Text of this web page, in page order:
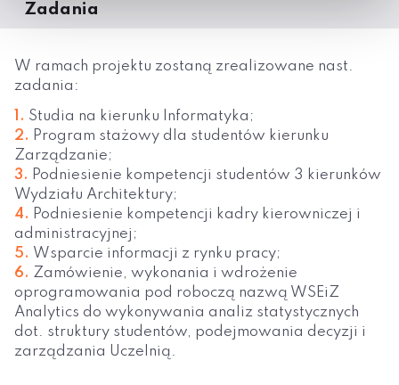
Zadania
W ramach projektu zostaną zrealizowane nast.
zadania:
Studia na kierunku Informatyka;
Program stażowy dla studentów kierunku
Zarządzanie;
Podniesienie kompetencji studentów 3 kierunków
Wydziału Architektury;
Podniesienie kompetencji kadry kierowniczej i
administracyjnej;
Wsparcie informacji z rynku pracy;
Zamówienie, wykonania i wdrożenie
oprogramowania pod roboczą nazwą WSEiZ
Analytics do wykonywania analiz statystycznych
dot. struktury studentów, podejmowania decyzji i
zarządzania Uczelnią.